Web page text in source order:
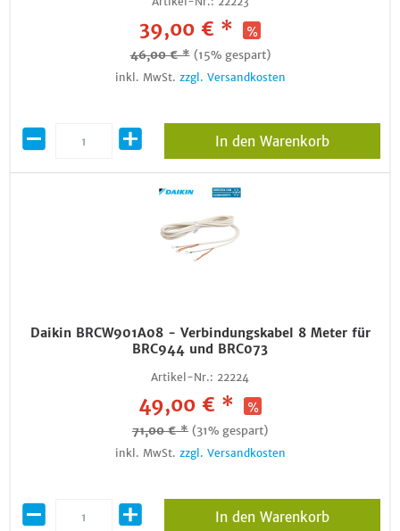
39,00 € *
46,00 € * (15% gespart)
inkl. MwSt. zzgl. Versandkosten
In den Warenkorb
Daikin BRCW901A08 - Verbindungskabel 8 Meter für
BRC944 und BRC073
Artikel-Nr.: 22224
49,00 € *
71,00 € * (31% gespart)
inkl. MwSt. zzgl. Versandkosten
In den Warenkorb